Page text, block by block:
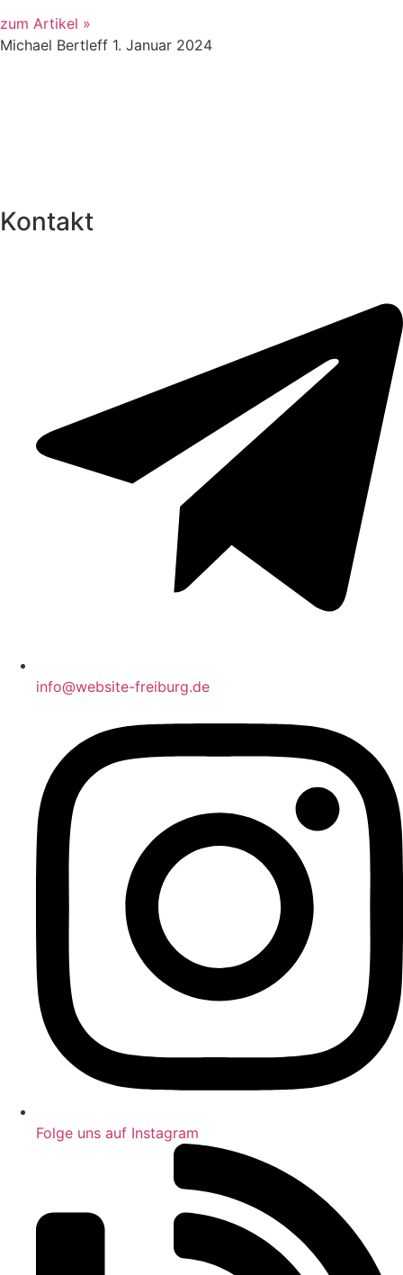
zum Artikel »
Michael Bertleff 1. Januar 2024
Kontakt
info@website-freiburg.de
Folge uns auf Instagram